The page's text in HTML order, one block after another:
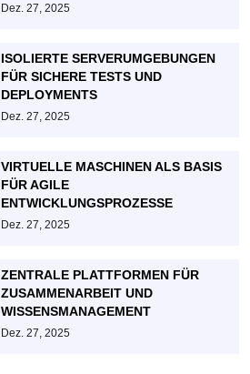
Dez. 27, 2025
ISOLIERTE SERVERUMGEBUNGEN
FÜR SICHERE TESTS UND
DEPLOYMENTS
Dez. 27, 2025
VIRTUELLE MASCHINEN ALS BASIS
FÜR AGILE
ENTWICKLUNGSPROZESSE
Dez. 27, 2025
ZENTRALE PLATTFORMEN FÜR
ZUSAMMENARBEIT UND
WISSENSMANAGEMENT
Dez. 27, 2025